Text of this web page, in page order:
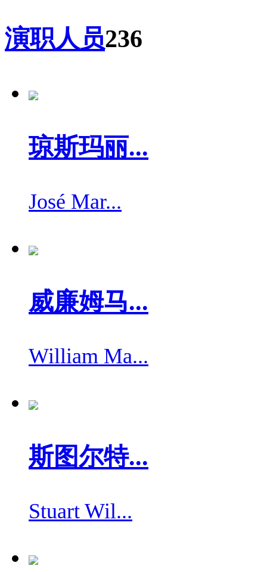
演职人员236
琼斯玛丽...
José Mar...
威廉姆马...
William Ma...
斯图尔特...
Stuart Wil...